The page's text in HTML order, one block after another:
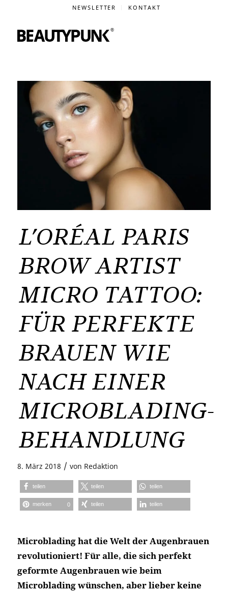
NEWSLETTER KONTAKT
L’ORÉAL PARIS
BROW ARTIST
MICRO TATTOO:
FÜR PERFEKTE
BRAUEN WIE
NACH EINER
MICROBLADING-
BEHANDLUNG
8. März 2018 / von Redaktion
teilen teilen teilen
merken 0 teilen teilen
Microblading hat die Welt der Augenbrauen
revolutioniert! Für alle, die sich perfekt
geformte Augenbrauen wie beim
Microblading wünschen, aber lieber keine